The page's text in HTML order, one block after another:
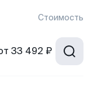
Стоимость
33 492 ₽